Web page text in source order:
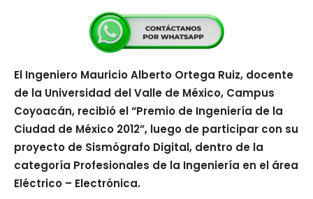
El Ingeniero Mauricio Alberto Ortega Ruiz, docente
de la Universidad del Valle de México, Campus
Coyoacán, recibió el “Premio de Ingeniería de la
Ciudad de México 2012”, luego de participar con su
proyecto de Sismógrafo Digital, dentro de la
categoría Profesionales de la Ingeniería en el área
Eléctrico – Electrónica.